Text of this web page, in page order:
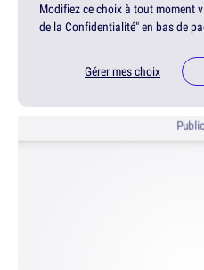
Modifiez ce choix à tout moment
de la Confidentialité" en bas de
Gérer mes choix